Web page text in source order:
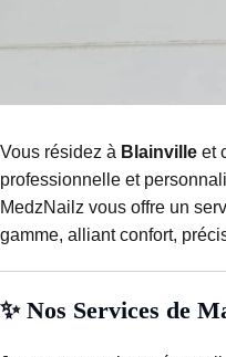
Vous résidez à Blainville et
professionnelle et
MedzNailz vous offre un
gamme, alliant confort,
✨ Nos Services de